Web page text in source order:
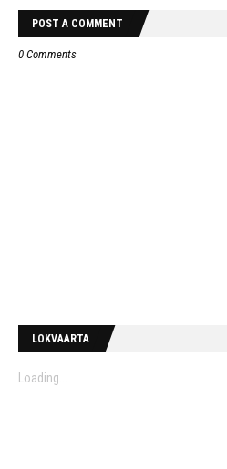
POST A COMMENT
0 Comments
LOKVAARTA
Loading...